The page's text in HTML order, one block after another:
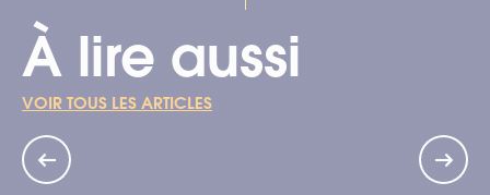
À lire aussi
VOIR TOUS LES ARTICLES